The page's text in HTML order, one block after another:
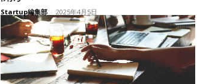
Startup編集部 - 2025年4月5日